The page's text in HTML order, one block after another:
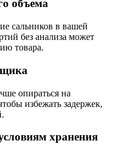
объема
сальников в вашей
без анализа может
товара.
опираться на
избежать задержек,
хранения